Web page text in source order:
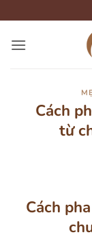
qua
nội
Cách
từ
Cách